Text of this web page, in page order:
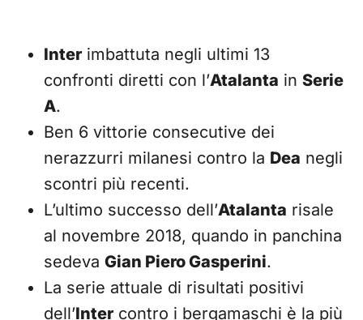
Inter imbattuta negli ultimi 13
confronti diretti con l’Atalanta in Serie
A.
Ben 6 vittorie consecutive dei
nerazzurri milanesi contro la Dea negli
scontri più recenti.
L’ultimo successo dell’Atalanta risale
al novembre 2018, quando in panchina
sedeva Gian Piero Gasperini.
La serie attuale di risultati positivi
dell’Inter contro i bergamaschi è la più